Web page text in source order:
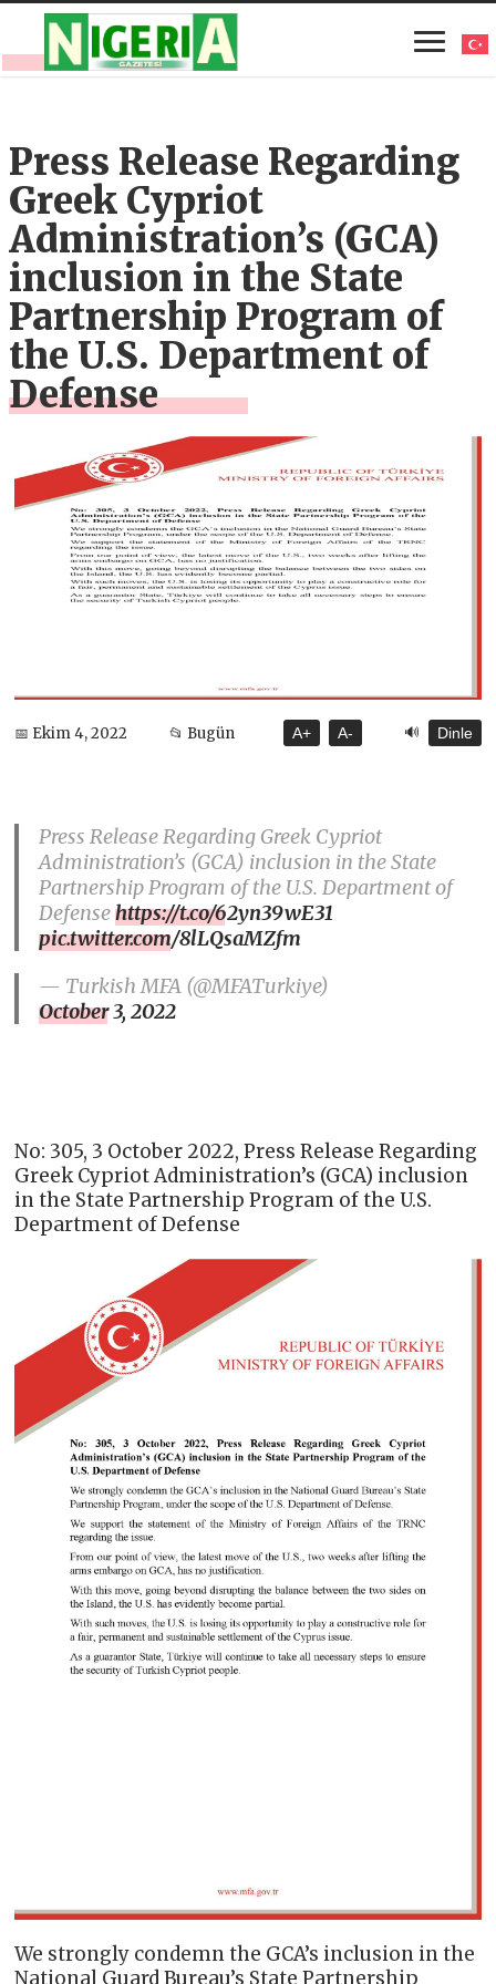
Press Release Regarding
Greek Cypriot
Administration’s (GCA)
inclusion in the State
Partnership Program of
the U.S. Department of
Defense
📅 Ekim 4, 2022 📂 Bugün A+ A- 🔊 Dinle
Press Release Regarding Greek Cypriot
Administration’s (GCA) inclusion in the State
Partnership Program of the U.S. Department of
Defensehttps://t.co/62yn39wE31
pic.twitter.com/8lLQsaMZfm
— Turkish MFA (@MFATurkiye)
October 3, 2022
No: 305, 3 October 2022, Press Release Regarding
Greek Cypriot Administration’s (GCA) inclusion
in the State Partnership Program of the U.S.
Department of Defense
We strongly condemn the GCA’s inclusion in the
National Guard Bureau’s State Partnership